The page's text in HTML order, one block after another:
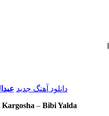
دانلود آهنگ جدید
– Bibi Yalda